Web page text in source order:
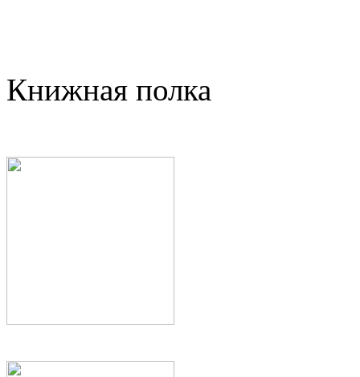
Книжная полка